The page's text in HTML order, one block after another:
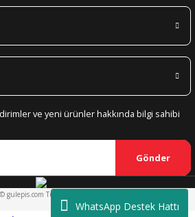
WhatsApp Destek Hattı
ve yeni ürünler hakkında bilgi sahibi
Gönder
gulepis.com Tüm Hakları Saklıdır.